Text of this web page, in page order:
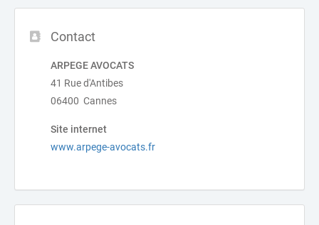
Contact
ARPEGE AVOCATS
41 Rue d'Antibes
06400 Cannes
Site internet
www.arpege-avocats.fr